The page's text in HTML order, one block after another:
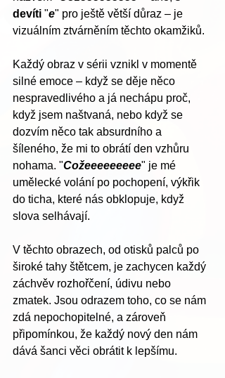
devíti "e" pro ještě větší důraz – je
vizuálním ztvárněním těchto okamžiků.
Každý obraz v sérii vznikl v momentě
silné emoce – když se děje něco
nespravedlivého a já nechápu proč,
když jsem naštvaná, nebo když se
dozvím něco tak absurdního a
šíleného, že mi to obrátí den vzhůru
nohama. "Cožeeeeeeeee" je mé
umělecké volání po pochopení, výkřik
do ticha, které nás obklopuje, když
slova selhávají.
V těchto obrazech, od otisků palců po
široké tahy štětcem, je zachycen každý
záchvěv rozhořčení, údivu nebo
zmatek. Jsou odrazem toho, co se nám
zdá nepochopitelné, a zároveň
připomínkou, že každý nový den nám
dává šanci věci obrátit k lepšímu.